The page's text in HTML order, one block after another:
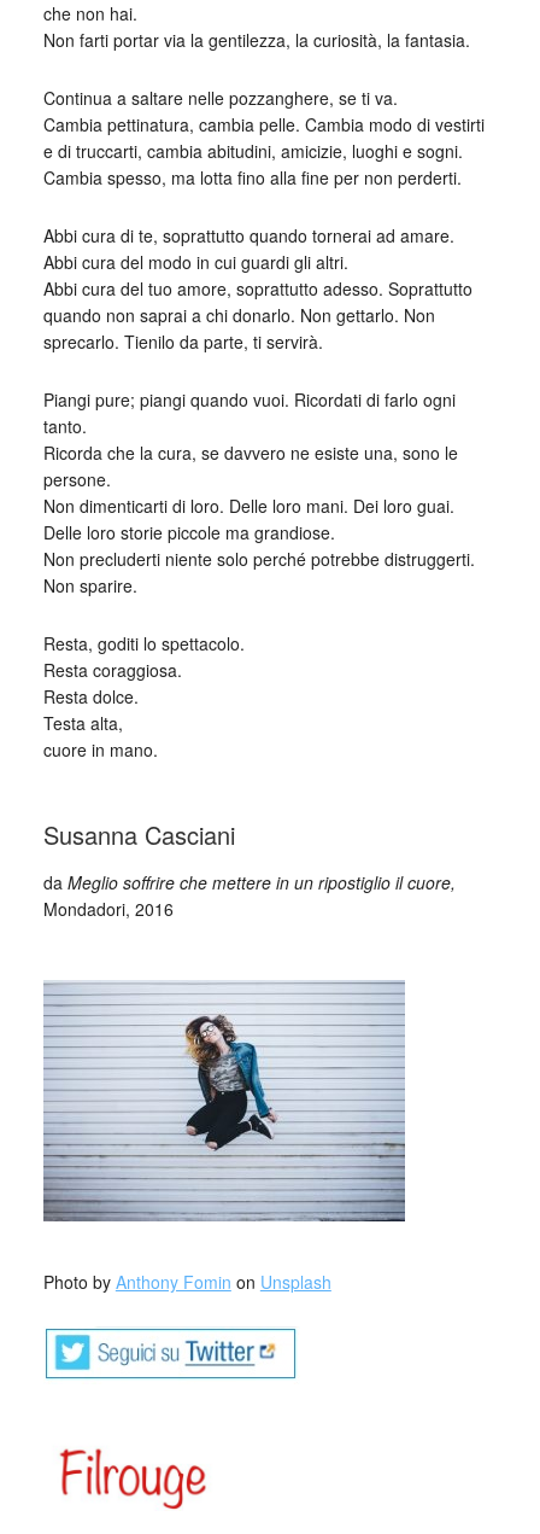
che non hai.
Non farti portar via la gentilezza, la curiosità, la fantasia.
Continua a saltare nelle pozzanghere, se ti va.
Cambia pettinatura, cambia pelle. Cambia modo di vestirti
e di truccarti, cambia abitudini, amicizie, luoghi e sogni.
Cambia spesso, ma lotta fino alla fine per non perderti.
Abbi cura di te, soprattutto quando tornerai ad amare.
Abbi cura del modo in cui guardi gli altri.
Abbi cura del tuo amore, soprattutto adesso. Soprattutto
quando non saprai a chi donarlo. Non gettarlo. Non
sprecarlo. Tienilo da parte, ti servirà.
Piangi pure; piangi quando vuoi. Ricordati di farlo ogni
tanto.
Ricorda che la cura, se davvero ne esiste una, sono le
persone.
Non dimenticarti di loro. Delle loro mani. Dei loro guai.
Delle loro storie piccole ma grandiose.
Non precluderti niente solo perché potrebbe distruggerti.
Non sparire.
Resta, goditi lo spettacolo.
Resta coraggiosa.
Resta dolce.
Testa alta,
cuore in mano.
Susanna Casciani
da Meglio soffrire che mettere in un ripostiglio il cuore,
Mondadori, 2016
Photo by Anthony Fomin on Unsplash